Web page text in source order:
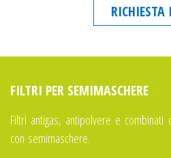
RICHIESTA
FILTRI PER SEMIMASCHERE
Filtri antigas, antipolvere e combinati
con semimaschere.